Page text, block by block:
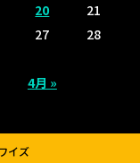
4月 »
20
21
27
28
イズ